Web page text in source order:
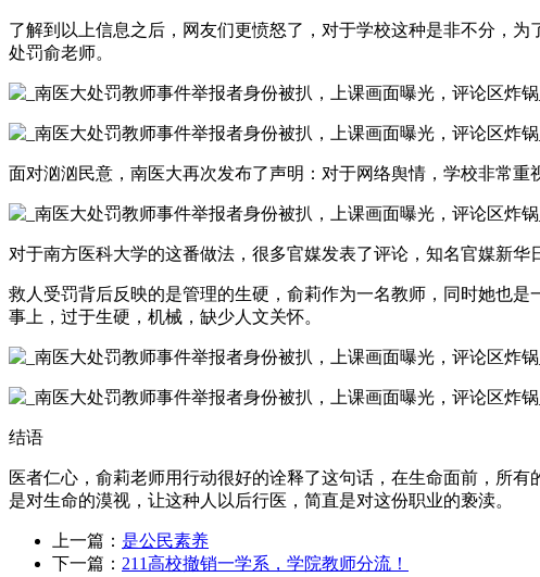
了解到以上信息之后，网友们更愤怒了，对于学校这种是非不分，
处罚俞老师。
面对汹汹民意，南医大再次发布了声明：对于网络舆情，学校非常
对于南方医科大学的这番做法，很多官媒发表了评论，知名官媒新华
救人受罚背后反映的是管理的生硬，俞莉作为一名教师，同时她也
事上，过于生硬，机械，缺少人文关怀。
结语
医者仁心，俞莉老师用行动很好的诠释了这句话，在生命面前，所
是对生命的漠视，让这种人以后行医，简直是对这份职业的亵渎。
上一篇： 是公民素养
下一篇： 211高校撤销一学系，学院教师分流！